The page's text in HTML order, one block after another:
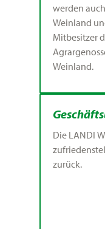
werden
Weinland
Mitbesitzer
Weinland.
Die LANDI
zurück.